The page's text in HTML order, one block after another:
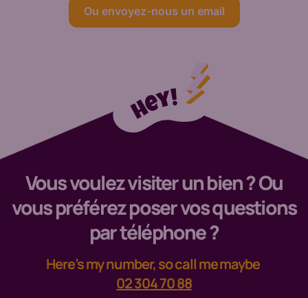
Ou envoyez-nous un email
Vous voulez visiter un bien ? Ou
vous préférez poser vos questions
par téléphone ?
Here’s my number, so call me maybe
02 304 70 88